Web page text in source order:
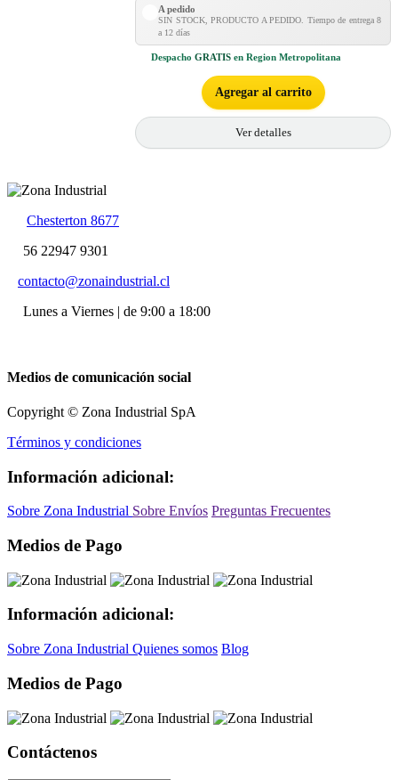
A pedido
SIN STOCK, PRODUCTO A PEDIDO. Tiempo de entrega 8
a 12 días
Despacho GRATIS en Region Metropolitana
Agregar al carrito
Ver detalles
Chesterton 8677
56 22947 9301
contacto@zonaindustrial.cl
Lunes a Viernes | de 9:00 a 18:00
Medios de comunicación social
Copyright © Zona Industrial SpA
Términos y condiciones
Información adicional:
Sobre Zona Industrial Sobre Envíos Preguntas Frecuentes
Medios de Pago
Información adicional:
Sobre Zona Industrial Quienes somos Blog
Medios de Pago
Contáctenos